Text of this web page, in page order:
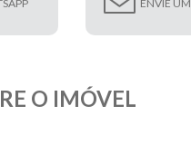
ENVIE
O IMÓVEL